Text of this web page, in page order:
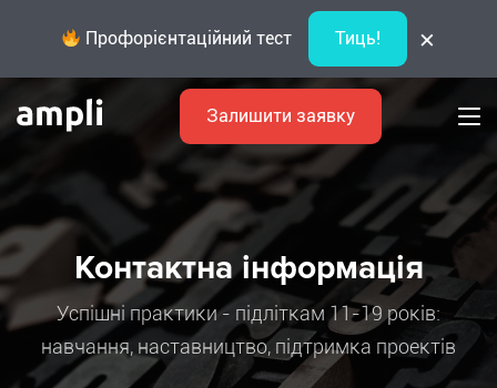
Профорієнтаційний тест Тиць! ×
Залишити заявку
Контактна інформація
Успішні практики - підліткам 11-19 років:
навчання, наставництво, підтримка проектів